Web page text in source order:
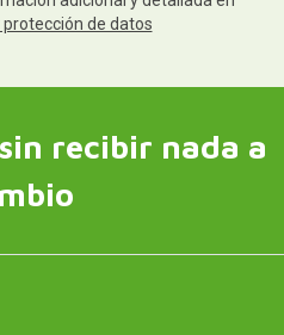
protección de datos
recibir nada a